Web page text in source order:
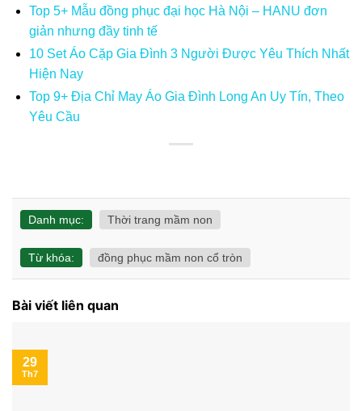
Top 5+ Mẫu đồng phục đại học Hà Nội – HANU đơn
giản nhưng đầy tinh tế
10 Set Áo Cặp Gia Đình 3 Người Được Yêu Thích Nhất
Hiện Nay
Top 9+ Địa Chỉ May Áo Gia Đình Long An Uy Tín, Theo
Yêu Cầu
Danh mục: Thời trang mầm non
Từ khóa: đồng phục mầm non cổ tròn
Bài viết liên quan
29
Th7